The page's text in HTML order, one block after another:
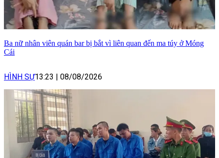
Ba nữ nhân viên quán bar bị bắt vì liên quan đến ma túy ở Móng
Cái
HÌNH SỰ13:23 08/08/2026